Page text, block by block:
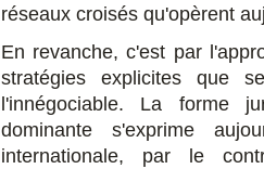
réseaux croisés qu'opèrent
En revanche, c'est par
stratégies explicites que
l'innégociable. La forme
dominante s'exprime
internationale, par le